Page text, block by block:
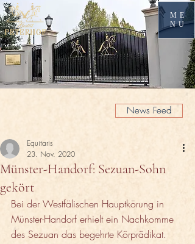
ME
NU
News Feed
Münster-Handorf: Sezuan-Sohn
gekört
Equitaris
23. Nov. 2020
Bei der Westfälischen Hauptkörung in
Münster-Handorf erhielt ein Nachkomme
des Sezuan das begehrte Körprädikat.